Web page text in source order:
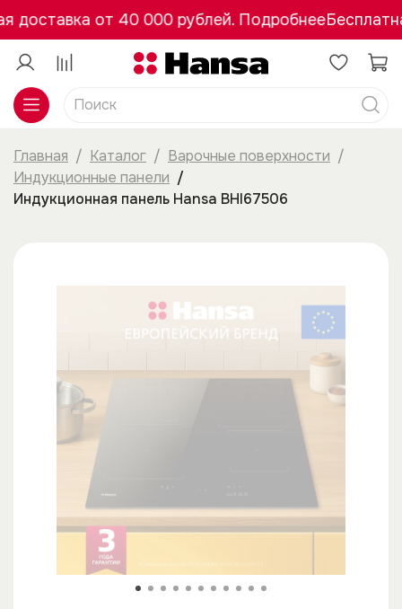
от 40 000 рублей. Подробнее
Главная Каталог
Варочные поверхности
Индукционные панели
Индукционная панель Hansa BHI67506